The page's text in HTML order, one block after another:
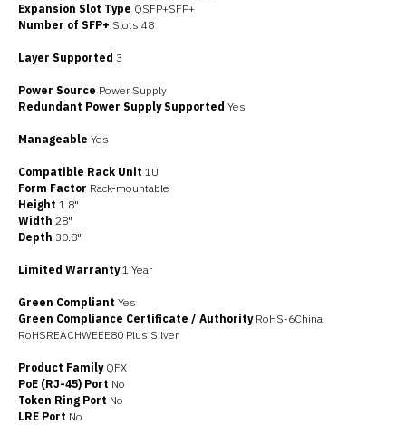
Expansion Slot Type QSFP+SFP+
Number of SFP+ Slots 48
Layer Supported 3
Power Source Power Supply
Redundant Power Supply Supported Yes
Manageable Yes
Compatible Rack Unit 1U
Form Factor Rack-mountable
Height 1.8"
Width 28"
Depth 30.8"
Limited Warranty1 Year
Green Compliant Yes
Green Compliance Certificate / AuthorityRoHS-6China
RoHSREACHWEEE80 Plus Silver
Product FamilyQFX
PoE (RJ-45) Port No
Token Ring Port No
LRE Port No